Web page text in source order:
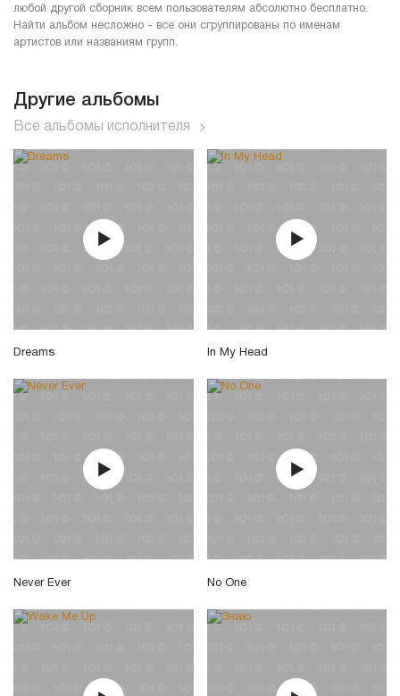
любой другой сборник всем пользователям абсолютно бесплатно.
Найти альбом несложно - все они сгруппированы по именам
артистов или названиям групп.
Другие альбомы
Все альбомы исполнителя
Dreams In My Head
Never Ever No One